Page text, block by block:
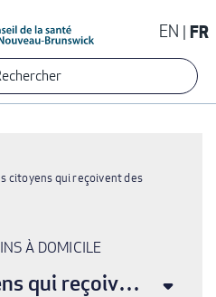
EN FR
citoyens qui reçoivent des
À DOMICILE
qui reçoivent des